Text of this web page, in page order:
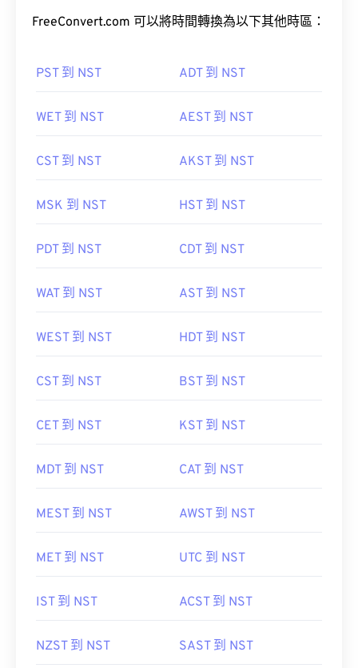
FreeConvert.com 可以將時間轉換為以下其他時區：
PST 到 NST ADT 到 NST
WET 到 NST AEST 到 NST
CST 到 NST AKST 到 NST
MSK 到 NST HST 到 NST
PDT 到 NST CDT 到 NST
WAT 到 NST AST 到 NST
WEST 到 NST HDT 到 NST
CST 到 NST BST 到 NST
CET 到 NST KST 到 NST
MDT 到 NST CAT 到 NST
MEST 到 NST AWST 到 NST
MET 到 NST UTC 到 NST
IST 到 NST ACST 到 NST
NZST 到 NST SAST 到 NST